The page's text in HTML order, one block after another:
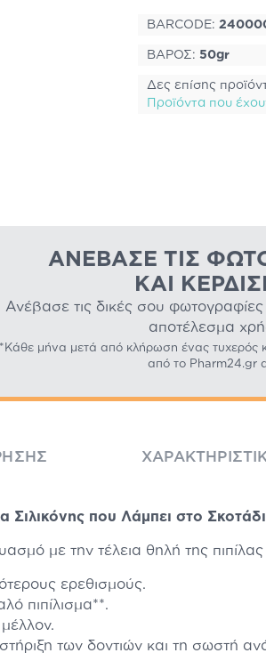
BARCODE:
ΒΑΡΟΣ: 50gr
Δες επίσης
Προϊόντα που
ΑΝΈΒΑΣΕ ΤΙΣ
ΚΑΙ
Ανέβασε τις δικές σου φωτογραφίες
αποτέλεσμα
*Κάθε μήνα μετά από κλήρωση ένας τυχερός
από το Pharm24.gr
που Λάμπει στο
με την τέλεια θηλή της
ερεθισμούς.
πιπίλισμα**.
των δοντιών και τη σωστή